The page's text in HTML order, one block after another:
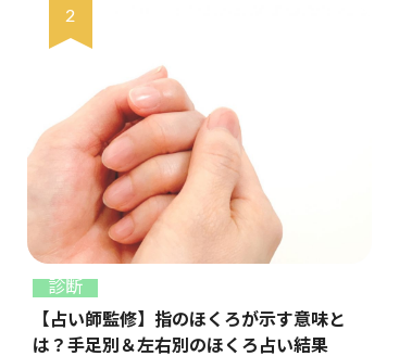
診断
【占い師監修】指のほくろが示す意味と
は？手足別＆左右別のほくろ占い結果